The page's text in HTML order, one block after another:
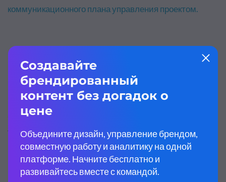
коммуникационного плана управления проектом.
Шаблон 4. Внутренний план
коммуникаций проекта
Совместная работа над проектом требует
тщательного планирования.
Менеджер проекта должен убедиться, что все знают,
чего от них ждут и к кому обращаться по тем или иным
вопросам.